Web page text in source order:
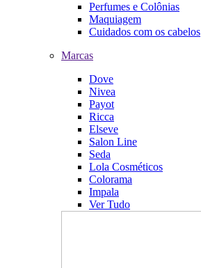
Perfumes e Colônias
Maquiagem
Cuidados com os cabelos
Marcas
Dove
Nivea
Payot
Ricca
Elseve
Salon Line
Seda
Lola Cosméticos
Colorama
Impala
Ver Tudo